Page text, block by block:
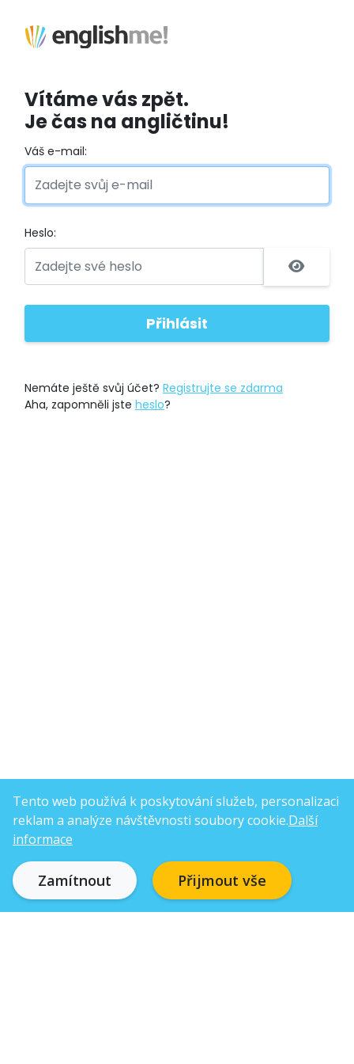
Vítáme vás zpět.
Je čas na angličtinu!
Váš e-mail:
Heslo:
Nemáte ještě svůj účet? Registrujte se zdarma
Aha, zapomněli jste heslo?
Tento web používá k poskytování služeb, personalizaci
reklam a analýze návštěvnosti soubory cookie.Další
informace
Zamítnout Přijmout vše